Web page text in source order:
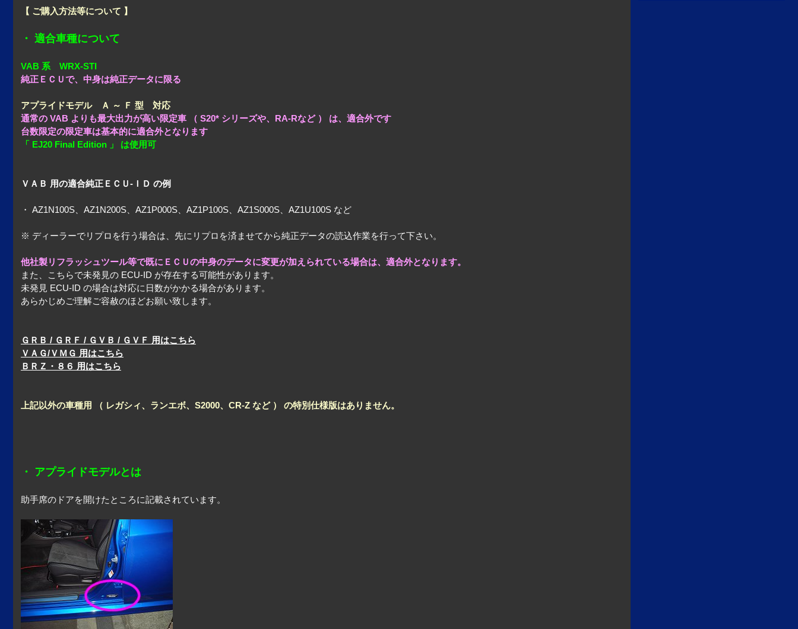
【 ご購入方法等について 】
・ 適合車種について
VAB 系 WRX-STI
純正ＥＣＵで、中身は純正データに限る
アプライドモデル Ａ ～ Ｆ 型 対応
通常の VAB よりも最大出力が高い限定車 （ S20* シリーズや、RA-Rなど ） は、適合外です
台数限定の限定車は基本的に適合外となります
「 EJ20 Final Edition 」 は使用可
ＶＡＢ 用の適合純正ＥＣＵ-ＩＤ の例
・ AZ1N100S、AZ1N200S、AZ1P000S、AZ1P100S、AZ1S000S、AZ1U100S など
※ ディーラーでリプロを行う場合は、先にリプロを済ませてから純正データの読込作業を行って下さい。
他社製リフラッシュツール等で既にＥＣＵの中身のデータに変更が加えられている場合は、適合外となります。
また、こちらで未発見の ECU-ID が存在する可能性があります。
未発見 ECU-ID の場合は対応に日数がかかる場合があります。
あらかじめご理解ご容赦のほどお願い致します。
ＧＲＢ / ＧＲＦ / ＧＶＢ / ＧＶＦ 用はこちら
ＶＡＧ/ＶＭＧ 用はこちら
ＢＲＺ・８６ 用はこちら
上記以外の車種用 （ レガシィ、ランエボ、S2000、CR-Z など ） の特別仕様版はありません。
・ アプライドモデルとは
助手席のドアを開けたところに記載されています。